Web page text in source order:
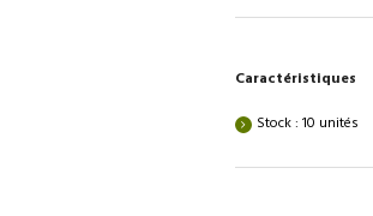
Caractéristiques
Stock : 10 unités